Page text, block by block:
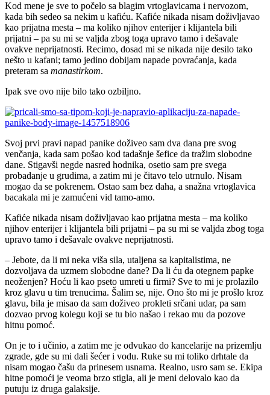
Kod mene je sve to počelo sa blagim vrtoglavicama i nervozom,
kada bih sedeo sa nekim u kafiću. Kafiće nikada nisam doživljavao
kao prijatna mesta – ma koliko njihov enterijer i klijantela bili
prijatni – pa su mi se valjda zbog toga upravo tamo i dešavale
ovakve neprijatnosti. Recimo, dosad mi se nikada nije desilo tako
nešto u kafani; tamo jedino dobijam napade povraćanja, kada
preteram sa manastirkom.
Ipak sve ovo nije bilo tako ozbiljno.
Svoj prvi pravi napad panike doživeo sam dva dana pre svog
venčanja, kada sam pošao kod tadašnje šefice da tražim slobodne
dane. Stigavši negde nasred hodnika, osetio sam pre svega
probadanje u grudima, a zatim mi je čitavo telo utrnulo. Nisam
mogao da se pokrenem. Ostao sam bez daha, a snažna vrtoglavica
bacakala mi je zamućeni vid tamo-amo.
Kafiće nikada nisam doživljavao kao prijatna mesta – ma koliko
njihov enterijer i klijantela bili prijatni – pa su mi se valjda zbog toga
upravo tamo i dešavale ovakve neprijatnosti.
– Jebote, da li mi neka viša sila, utaljena sa kapitalistima, ne
dozvoljava da uzmem slobodne dane? Da li ću da otegnem papke
neoženjen? Hoću li kao pseto umreti u firmi? Sve to mi je prolazilo
kroz glavu u tim trenucima. Šalim se, nije. Ono što mi je prošlo kroz
glavu, bila je misao da sam doživeo prokleti srčani udar, pa sam
dozvao prvog kolegu koji se tu bio našao i rekao mu da pozove
hitnu pomoć.
On je to i učinio, a zatim me je odvukao do kancelarije na prizemlju
zgrade, gde su mi dali šećer i vodu. Ruke su mi toliko drhtale da
nisam mogao čašu da prinesem usnama. Realno, usro sam se. Ekipa
hitne pomoći je veoma brzo stigla, ali je meni delovalo kao da
putuju iz druga galaksije.